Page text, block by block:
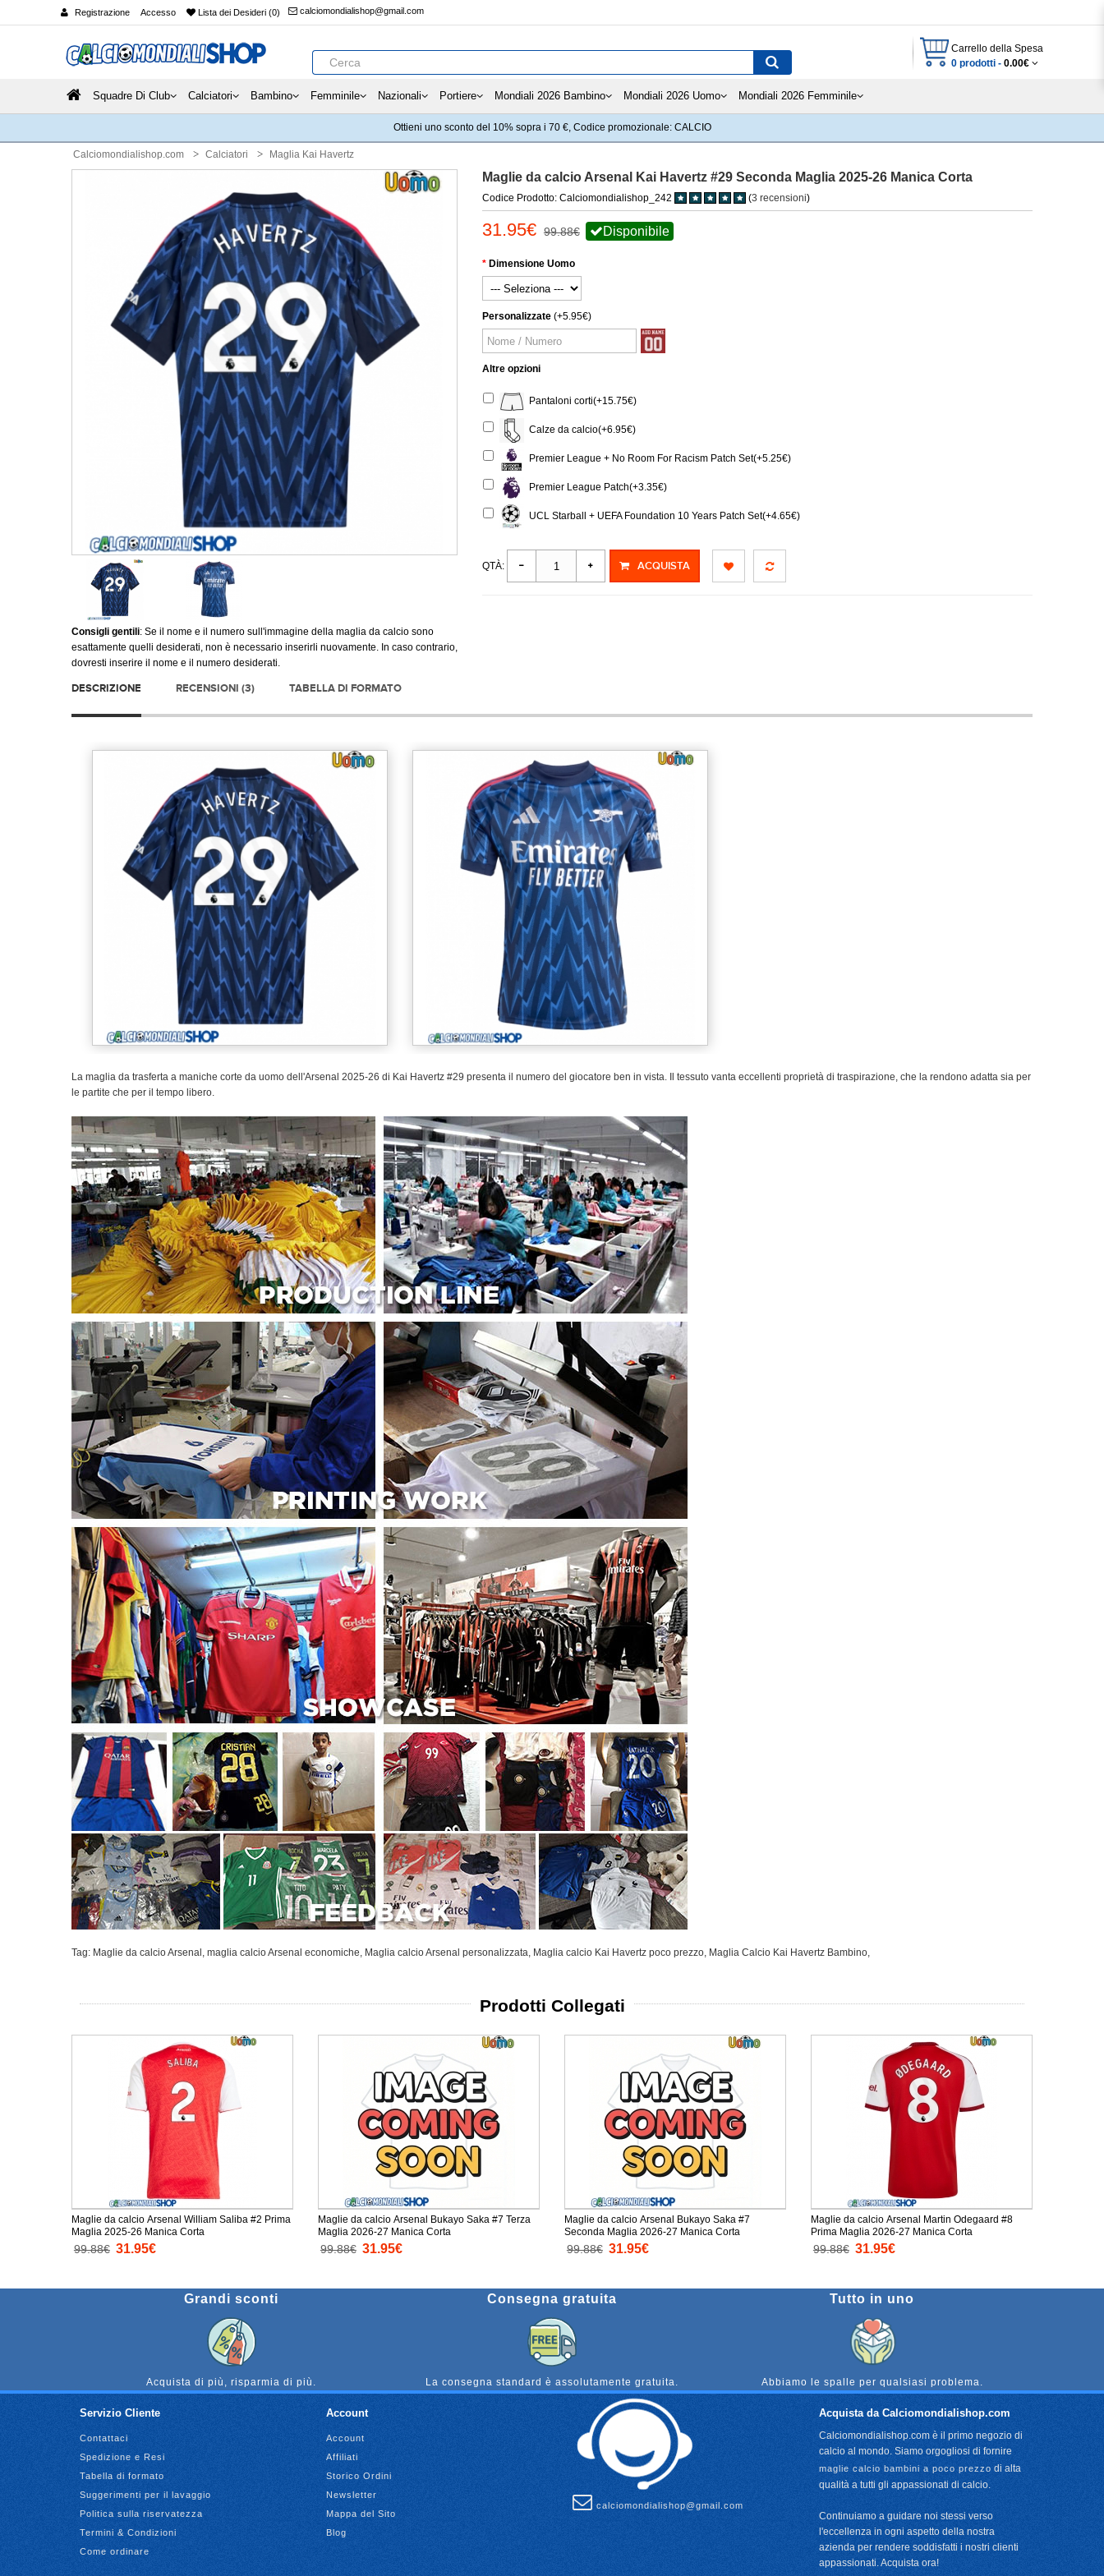
Registrazione Accesso Lista dei Desideri (0) calciomondialishop@gmail.com
Carrello della Spesa
0 prodotti - 0.00€
Squadre Di Club Calciatori Bambino Femminile Nazionali Portiere Mondiali 2026 Bambino Mondiali 2026 Uomo Mondiali 2026 Femminile
Ottieni uno sconto del 10% sopra i 70 €, Codice promozionale: CALCIO
Calciomondialishop.com Calciatori Maglia Kai Havertz
Consigli gentili: Se il nome e il numero sull'immagine della maglia da calcio sono
esattamente quelli desiderati, non è necessario inserirli nuovamente. In caso contrario,
dovresti inserire il nome e il numero desiderati.
Maglie da calcio Arsenal Kai Havertz #29 Seconda Maglia 2025-26 Manica Corta
Codice Prodotto: Calciomondialishop_242 (3 recensioni)
31.95€ 99.88€ Disponibile
Dimensione Uomo
Personalizzate (+5.95€)
Altre opzioni
Pantaloni corti(+15.75€)
Calze da calcio(+6.95€)
Premier League + No Room For Racism Patch Set(+5.25€)
Premier League Patch(+3.35€)
UCL Starball + UEFA Foundation 10 Years Patch Set(+4.65€)
QTÀ: ACQUISTA
DESCRIZIONE RECENSIONI (3) TABELLA DI FORMATO
La maglia da trasferta a maniche corte da uomo dell'Arsenal 2025-26 di Kai Havertz #29 presenta il numero del giocatore ben in vista. Il tessuto vanta eccellenti proprietà di traspirazione, che la rendono adatta sia per
le partite che per il tempo libero.
Tag: Maglie da calcio Arsenal , maglia calcio Arsenal economiche, Maglia calcio Arsenal personalizzata, Maglia calcio Kai Havertz poco prezzo, Maglia Calcio Kai Havertz Bambino,
Prodotti Collegati
Maglie da calcio Arsenal William Saliba #2 Prima
Maglia 2025-26 Manica Corta
99.88€ 31.95€
Maglie da calcio Arsenal Bukayo Saka #7 Terza
Maglia 2026-27 Manica Corta
99.88€ 31.95€
Maglie da calcio Arsenal Bukayo Saka #7
Seconda Maglia 2026-27 Manica Corta
99.88€ 31.95€
Maglie da calcio Arsenal Martin Odegaard #8
Prima Maglia 2026-27 Manica Corta
99.88€ 31.95€
Grandi sconti
Acquista di più, risparmia di più.
Consegna gratuita
La consegna standard è assolutamente gratuita.
Tutto in uno
Abbiamo le spalle per qualsiasi problema.
Servizio Cliente
Contattaci
Spedizione e Resi
Tabella di formato
Suggerimenti per il lavaggio
Politica sulla riservatezza
Termini & Condizioni
Come ordinare
Account
Account
Affiliati
Storico Ordini
Newsletter
Mappa del Sito
Blog
calciomondialishop@gmail.com
Acquista da Calciomondialishop.com
Calciomondialishop.com è il primo negozio di
calcio al mondo. Siamo orgogliosi di fornire
maglie calcio bambini a poco prezzo di alta
qualità a tutti gli appassionati di calcio.
Continuiamo a guidare noi stessi verso
l'eccellenza in ogni aspetto della nostra
azienda per rendere soddisfatti i nostri clienti
appassionati. Acquista ora!